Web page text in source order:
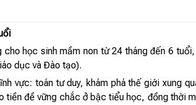
học sinh mầm non từ 24 tháng đến 6
dục và Đào tạo).
vực: toán tư duy, khám phá thế giới xung
đề vững chắc ở bậc tiểu học, đồng thời